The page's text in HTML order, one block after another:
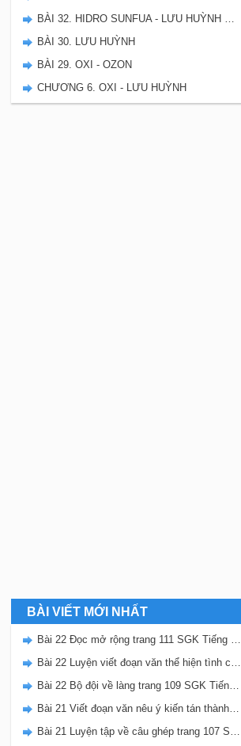
BÀI 32. HIDRO SUNFUA - LƯU HUỲNH DIOXIT - LƯU HUYNH TRIOXIT
BÀI 30. LƯU HUỲNH
BÀI 29. OXI - OZON
CHƯƠNG 6. OXI - LƯU HUỲNH
BÀI VIẾT MỚI NHẤT
Bài 22 Đọc mở rộng trang 111 SGK Tiếng Việt 5 Kết nối tri thức tập 2
Bài 22 Luyện viết đoạn văn thể hiện tình cảm, cảm xúc về một sự việc trang 111 SGK Tiếng Việt 5 Kết nối tri thức tập 2
Bài 22 Bộ đội về làng trang 109 SGK Tiếng Việt 5 Kết nối tri thức tập 2
Bài 21 Viết đoạn văn nêu ý kiến tán thành một sự việc, hiện tượng (Bài viết số 2) trang 108 SGK Tiếng Việt 5 Kết nối tri thức tập 2
Bài 21 Luyện tập về câu ghép trang 107 SGK Tiếng Việt 5 Kết nối tri thức tập 2